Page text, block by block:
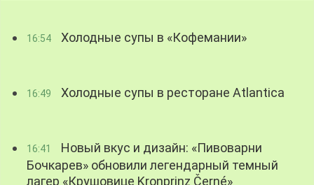
16:54 Холодные супы в «Кофемании»
16:49 Холодные супы в ресторане Atlantica
16:41
Новый вкус и дизайн: «Пивоварни
Бочкарев» обновили легендарный темный
лагер «Крушовице Kronprinz Černé»